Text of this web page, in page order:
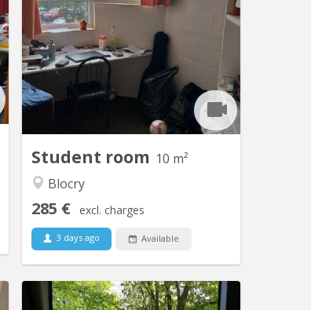
Student room 10 m²
Blocry
285 € excl. charges
3 days ago Available
Sports 11/104: kot situé au Blocry, rue
des Sports dans un appartement
communautaire de 10, avec 3 salles de
douches et 3 WC. chambre de 10 m²,
lumineuse proximité immédiate avec le
centre sportif, de l IAD, et proche du
centre de LLN A louer du 20 juin au 10
septembre 2026 à 290 euros...
KV 424